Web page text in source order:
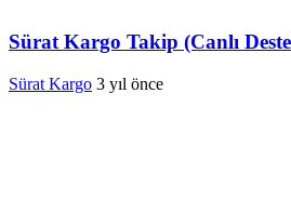
Sürat Kargo Takip (Canlı
Sürat Kargo 3 yıl önce